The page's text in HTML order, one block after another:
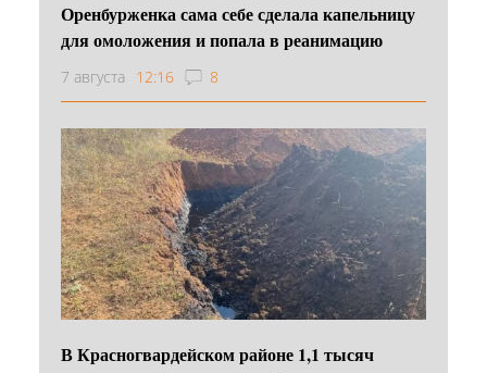
Оренбурженка сама себе сделала капельницу
для омоложения и попала в реанимацию
7 августа 12:16 8
В Красногвардейском районе 1,1 тысяч